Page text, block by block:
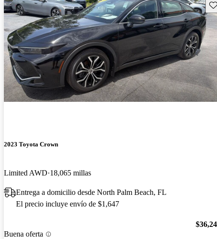
2023 Toyota Crown
Limited AWD 18,065 millas
Entrega a domicilio desde North Palm Beach, FL
El precio incluye envío de $1,647
Buena oferta